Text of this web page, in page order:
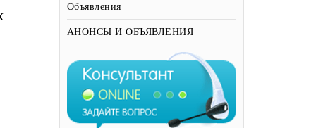
Объявления
АНОНСЫ И ОБЪЯВЛЕНИЯ